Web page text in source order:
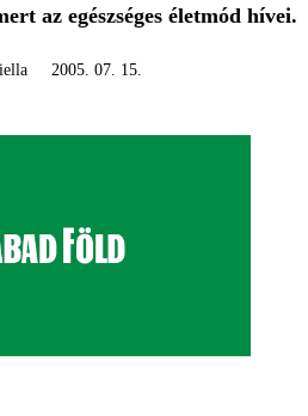
az egészséges életmód hívei.
2005. 07. 15.